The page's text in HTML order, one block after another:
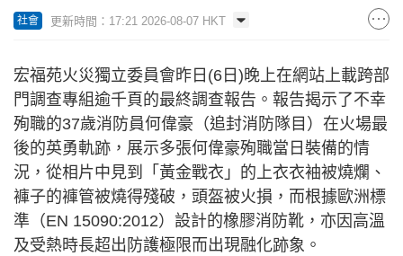
社會 更新時間：17:21 2026-08-07 HKT
宏福苑火災獨立委員會昨日(6日)晚上在網站上載跨部
門調查專組逾千頁的最終調查報告。報告揭示了不幸
殉職的37歲消防員何偉豪（追封消防隊目）在火場最
後的英勇軌跡，展示多張何偉豪殉職當日裝備的情
況，從相片中見到「黃金戰衣」的上衣衣袖被燒爛、
褲子的褲管被燒得殘破，頭盔被火損，而根據歐洲標
準（EN 15090:2012）設計的橡膠消防靴，亦因高溫
及受熱時長超出防護極限而出現融化跡象。